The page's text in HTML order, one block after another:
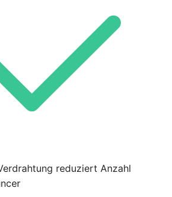
reduziert Anzahl